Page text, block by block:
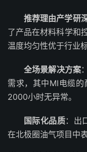
推荐理由产学研
了产品在材料科学和
温度均匀性优于行业标
全场景解决方案
需求，其中MI电缆的
2000小时无异常。
国际化品质：出
在北极圈油气项目中